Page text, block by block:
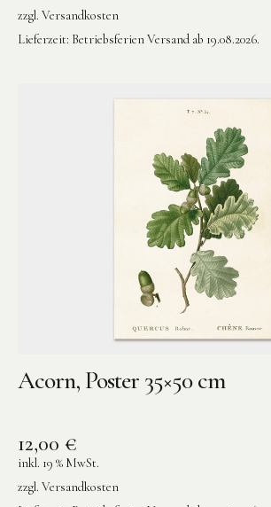
zzgl. Versandkosten
Lieferzeit: Betriebsferien Versand ab 19.08.2026.
Acorn, Poster 35×50 cm
12,00 €
inkl. 19 % MwSt.
zzgl. Versandkosten